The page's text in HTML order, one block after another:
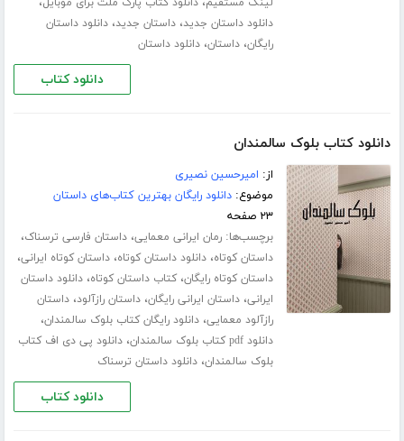
دانلود داستان جدید،داستان جدید،دانلود داستان
رایگان،داستان،دانلود داستان
دانلود کتاب
دانلود کتاب بلوک سالمندان
از: امیرحسین نصیری
موضوع:دانلود رایگان بهترین کتاب‌های داستان
۲۳ صفحه
برچسب‌ها:رمان ایرانی معمایی،داستان فارسی ترسناک،
داستان کوتاه،دانلود داستان کوتاه،داستان کوتاه ایرانی،
داستان کوتاه رایگان،کتاب داستان کوتاه،دانلود داستان
ایرانی،داستان ایرانی رایگان،داستان رازآلود،داستان
رازآلود معمایی،دانلود رایگان کتاب بلوک سالمندان،
دانلود pdf کتاب بلوک سالمندان ،دانلود پی دی اف کتاب
بلوک سالمندان،دانلود داستان ترسناک
دانلود کتاب